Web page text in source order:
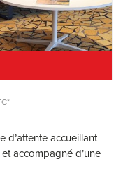
d’attente accueillant
accompagné d’une